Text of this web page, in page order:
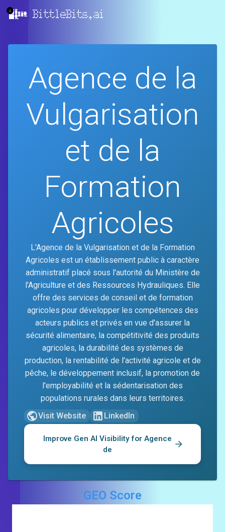
BittleBits.ai
Agence de la
Vulgarisation
et de la
Formation
Agricoles
L'Agence de la Vulgarisation et de la Formation
Agricoles est un établissement public à caractère
administratif placé sous l'autorité du Ministère de
l'Agriculture et des Ressources Hydrauliques. Elle
offre des services de conseil et de formation
agricoles pour développer les compétences des
acteurs publics et privés en vue d'assurer la
sécurité alimentaire, la compétitivité des produits
agricoles, la durabilité des systèmes de
production, la rentabilité de l'activité agricole et de
pêche, le développement inclusif, la promotion de
l'employabilité et la sédentarisation des
populations rurales dans leurs territoires.
Visit Website
LinkedIn
Improve Gen AI Visibility for Agence
de
GEO Score